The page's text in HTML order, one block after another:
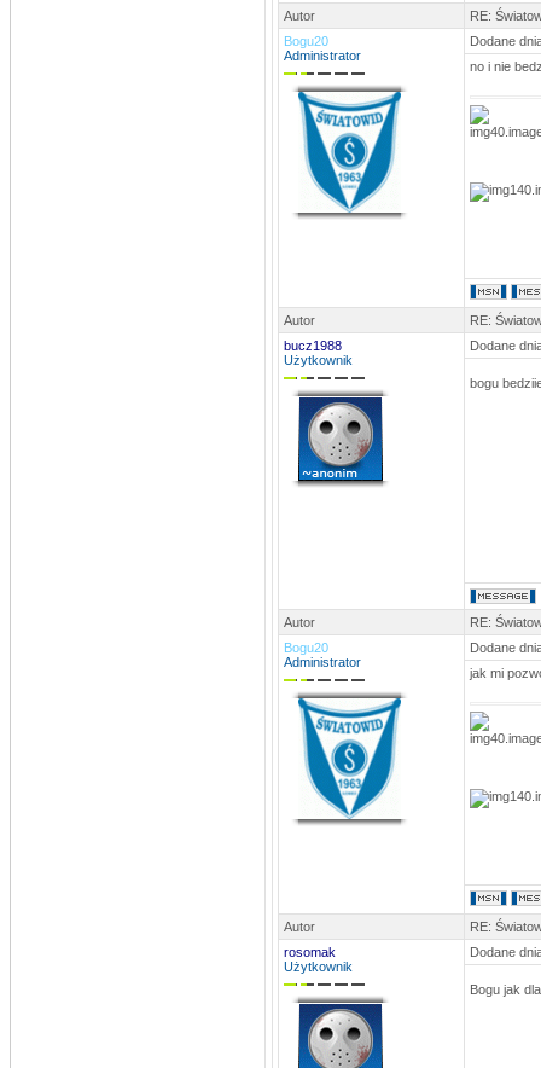
Autor
RE:
Bogu20
Administrator
Dodane
no i nie
Autor
RE:
bucz1988
Użytkownik
Dodane
bogu
Autor
RE:
Bogu20
Administrator
Dodane
jak mi
Autor
RE:
rosomak
Użytkownik
Dodane
Bogu jak